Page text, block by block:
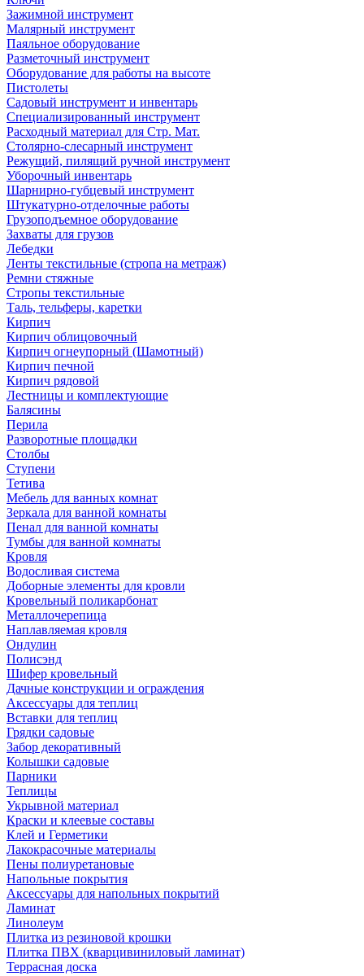
Зажимной инструмент
Малярный инструмент
Паяльное оборудование
Разметочный инструмент
Оборудование для работы на высоте
Пистолеты
Садовый инструмент и инвентарь
Специализированный инструмент
Расходный материал для Стр. Мат.
Столярно-слесарный инструмент
Режущий, пилящий ручной инструмент
Уборочный инвентарь
Шарнирно-губцевый инструмент
Штукатурно-отделочные работы
Грузоподъемное оборудование
Захваты для грузов
Лебедки
Ленты текстильные (стропа на метраж)
Ремни стяжные
Стропы текстильные
Таль, тельферы, каретки
Кирпич
Кирпич облицовочный
Кирпич огнеупорный (Шамотный)
Кирпич печной
Кирпич рядовой
Лестницы и комплектующие
Балясины
Перила
Разворотные площадки
Столбы
Ступени
Тетива
Мебель для ванных комнат
Зеркала для ванной комнаты
Пенал для ванной комнаты
Тумбы для ванной комнаты
Кровля
Водосливая система
Доборные элементы для кровли
Кровельный поликарбонат
Металлочерепица
Наплавляемая кровля
Ондулин
Полисэнд
Шифер кровельный
Дачные конструкции и ограждения
Аксессуары для теплиц
Вставки для теплиц
Грядки садовые
Забор декоративный
Колышки садовые
Парники
Теплицы
Укрывной материал
Краски и клеевые составы
Клей и Герметики
Лакокрасочные материалы
Пены полиуретановые
Напольные покрытия
Аксессуары для напольных покрытий
Ламинат
Линолеум
Плитка из резиновой крошки
Плитка ПВХ (кварцивиниловый ламинат)
Террасная доска